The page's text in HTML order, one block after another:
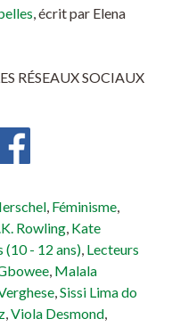
, écrit par Elena
RÉSEAUX SOCIAUX